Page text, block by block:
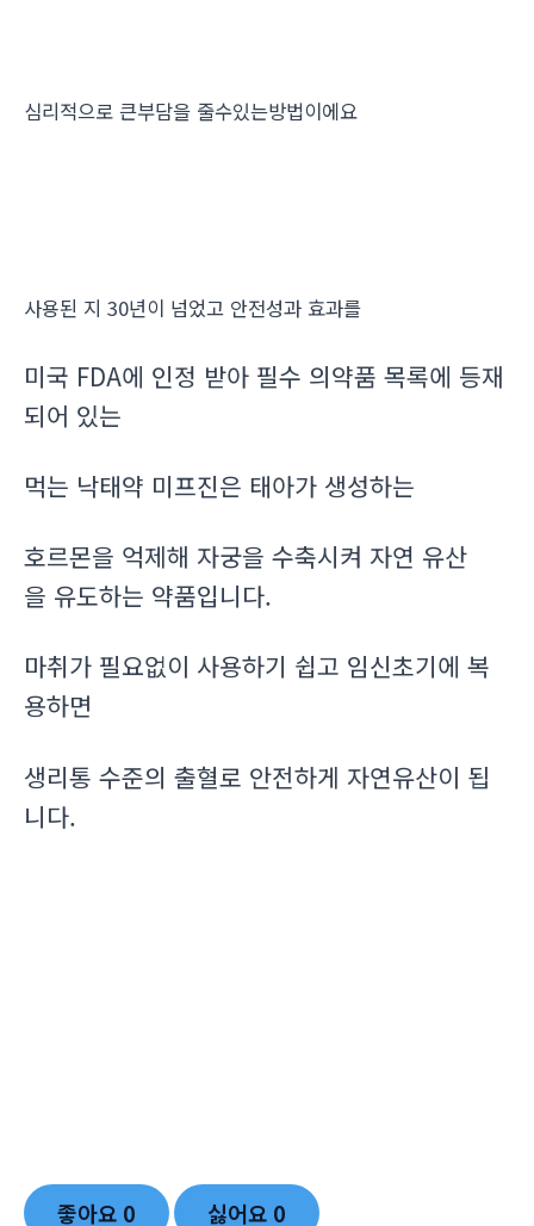
심리적으로 큰부담을 줄수있는방법이에요
사용된 지 30년이 넘었고 안전성과 효과를
미국 FDA에 인정 받아 필수 의약품 목록에 등재
되어 있는
먹는 낙태약 미프진은 태아가 생성하는
호르몬을 억제해 자궁을 수축시켜 자연 유산
을 유도하는 약품입니다.
마취가 필요없이 사용하기 쉽고 임신초기에 복
용하면
생리통 수준의 출혈로 안전하게 자연유산이 됩
니다.
좋아요 0 싫어요 0